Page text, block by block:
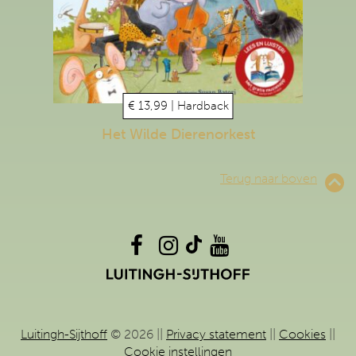
€ 13,99 | Hardback
Het Wilde Dierenorkest
Terug naar boven
Luitingh-Sijthoff © 2026 || Privacy statement Cookies
Cookie instellingen